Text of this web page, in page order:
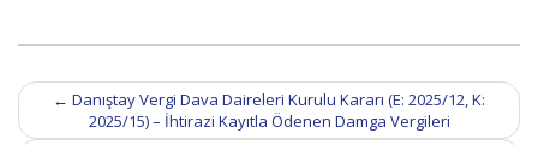
Post
navigation
← Danıştay Vergi Dava Daireleri Kurulu Kararı (E: 2025/12, K:
2025/15) – İhtirazi Kayıtla Ödenen Damga Vergileri